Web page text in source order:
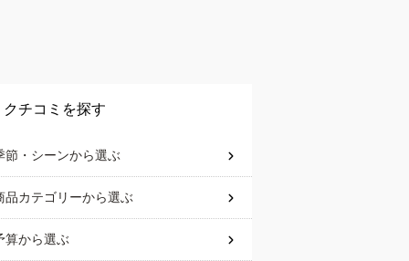
クチコミを探す
節・シーンから選ぶ
品カテゴリーから選ぶ
算から選ぶ